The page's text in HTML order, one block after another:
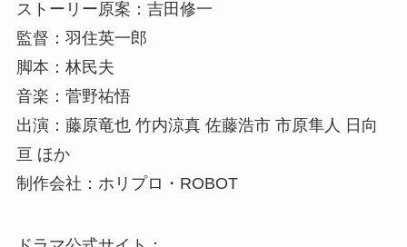
ストーリー原案：吉田修⼀
監督：羽住英⼀郎
脚本：林民夫
音楽：菅野祐悟
出演：藤原竜也 竹内涼真 佐藤浩市 市原隼人 日向
亘 ほか
制作会社：ホリプロ・ROBOT